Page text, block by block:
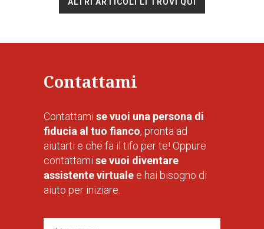
Contattami
Contattami se vuoi una persona di
fiducia al tuo fianco, pronta ad
aiutarti e che fa il tifo per te! Oppure
contattami se vuoi diventare
assistente virtuale e hai bisogno di
aiuto per iniziare.